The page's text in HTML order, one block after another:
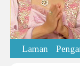
Laman